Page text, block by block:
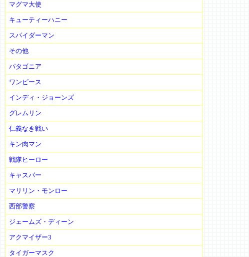
マグマ大使
キューティーハニー
スパイダーマン
その他
パタゴニア
ワンピース
インディ・ジョーンズ
グレムリン
仁義なき戦い
キン肉マン
戦隊ヒーロー
キャスパー
マリリン・モンロー
西部警察
ジェームズ・ディーン
アクマイザー3
タイガーマスク